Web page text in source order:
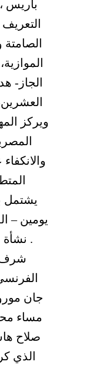
التعريف
الجاز-
ويركز
يشتمل
. نشأة
مساء
الذي